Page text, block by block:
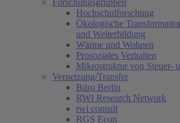
Forschungsgruppen
Hochschulforschung
Ökologische
und Weiterbildung
Wärme und Wohnen
Prosoziales Verhalten
Mikrostruktur von Steuer-
Vernetzung/Transfer
Büro Berlin
RWI Research Network
rwi consult
RGS Econ